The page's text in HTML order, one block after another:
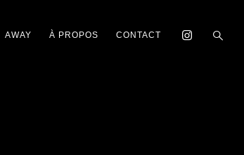
AWAY À PROPOS CONTACT